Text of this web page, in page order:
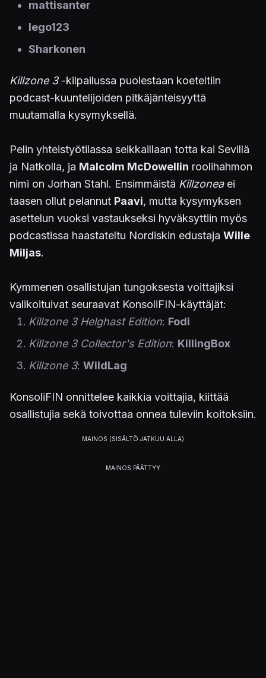
mattisanter
lego123
Sharkonen
Killzone 3-kilpailussa puolestaan koeteltiin
podcast-kuuntelijoiden pitkäjänteisyyttä
muutamalla kysymyksellä.
Pelin yhteistyötilassa seikkaillaan totta kai Sevillä
ja Natkolla, ja Malcolm McDowellin roolihahmon
nimi on Jorhan Stahl. Ensimmäistä Killzoneaei
taasen ollut pelannut Paavi, mutta kysymyksen
asettelun vuoksi vastaukseksi hyväksyttiin myös
podcastissa haastateltu Nordiskin edustaja Wille
Miljas.
Kymmenen osallistujan tungoksesta voittajiksi
valikoituivat seuraavat KonsoliFIN-käyttäjät:
Killzone 3 Helghast Edition: Fodi
Killzone 3 Collector's Edition: KillingBox
Killzone 3: WildLag
KonsoliFIN onnittelee kaikkia voittajia, kiittää
osallistujia sekä toivottaa onnea tuleviin koitoksiin.